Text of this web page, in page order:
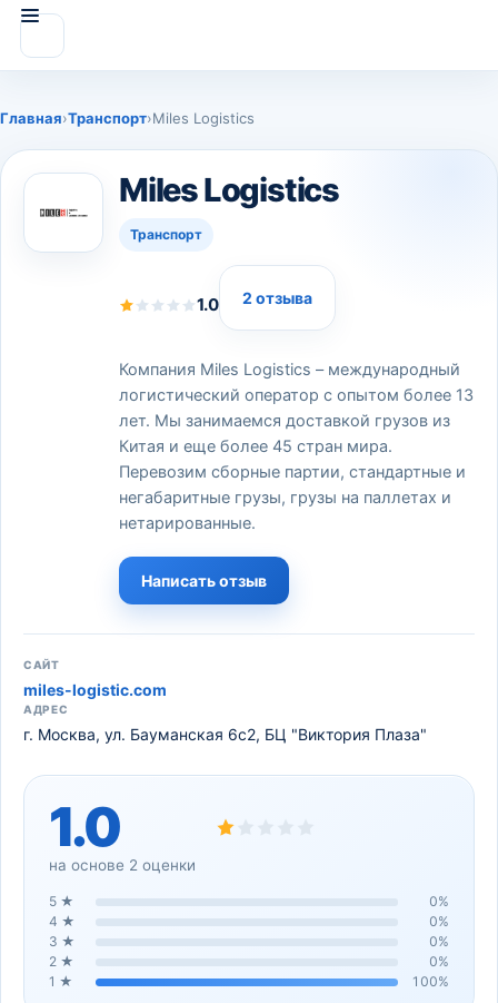
Главная›Транспорт›Miles Logistics
Miles Logistics
Транспорт
1.0 2 отзыва
Компания Miles Logistics – международный
логистический оператор с опытом более 13
лет. Мы занимаемся доставкой грузов из
Китая и еще более 45 стран мира.
Перевозим сборные партии, стандартные и
негабаритные грузы, грузы на паллетах и
нетарированные.
Написать отзыв
САЙТ
miles-logistic.com
АДРЕС
г. Москва, ул. Бауманская 6с2, БЦ "Виктория Плаза"
1.0
на основе 2 оценки
5 ★ 0%
4 ★ 0%
3 ★ 0%
2 ★ 0%
1 ★ 100%